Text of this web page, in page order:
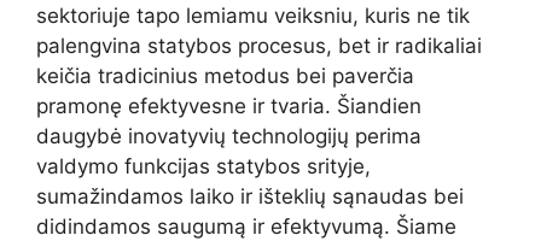
sektoriuje tapo lemiamu veiksniu, kuris ne tik
palengvina statybos procesus, bet ir radikaliai
keičia tradicinius metodus bei paverčia
pramonę efektyvesne ir tvaria. Šiandien
daugybė inovatyvių technologijų perima
valdymo funkcijas statybos srityje,
sumažindamos laiko ir išteklių sąnaudas bei
didindamos saugumą ir efektyvumą. Šiame